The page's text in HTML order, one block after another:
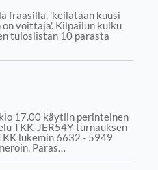
fraasilla, 'keilataan kuusi
voittaja'. Kilpailun kulku
tuloslistan 10 parasta
17.00 käytiin perinteinen
TKK-JER54Y-turnauksen
lukemin 6632 - 5949
Paras…